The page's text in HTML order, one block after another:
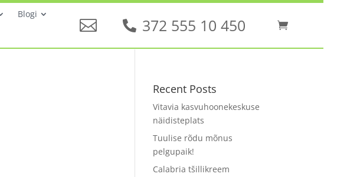
Blogi
372 555 10 450
Recent Posts
Vitavia kasvuhoonekeskuse
näidisteplats
Tuulise rõdu mõnus
pelgupaik!
Calabria tšillikreem